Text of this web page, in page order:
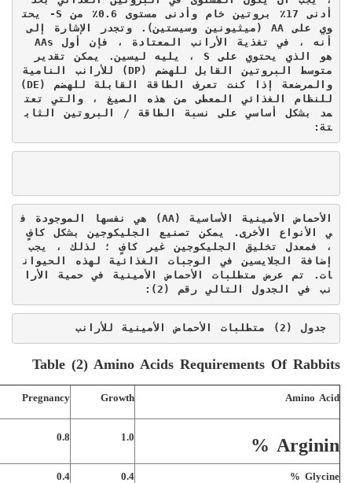
أدنى 17٪ بروتين خام وأدنى مستوى 0.6٪ من
S- يحت
وي على AA
(ميثيونين وسيستين). وتجدر الإشارة إلى
أنه ، في تغذية الأرانب المعتادة ، فإن أول AAs
هو الذي يحتوي على S
متوسط ​​البروتين القابل للهضم (DP
والمرضعة إذا كنت تعرف الطاقة القابلة للهضم ( DE
للنظام الغذائي المعطى من هذه الصيغ ، والتي تعت
مد بشكل أساسي على نسبة الطاقة / البروتين الثاب
تة:
الأحماض الأمينية الأساسية (AA) هي نفسها الموجودة ف
ي الأنواع الأخرى. يمكن تصنيع الجليكوجين بشكل كافٍ
إضافة الجلايسين في الوجبات الغذائية لهذه الحيوان
ات. تم عرض متطلبات الأحماض الأمينية في حمية الأرا
نب في الجدول التالي رقم (2):
Table (2) Amino Acids Requirements Of Rabbits
Amino Acid
Growth
Pregnancy
Arginin %
1.0
0.8
Glycine %
0.4
0.4